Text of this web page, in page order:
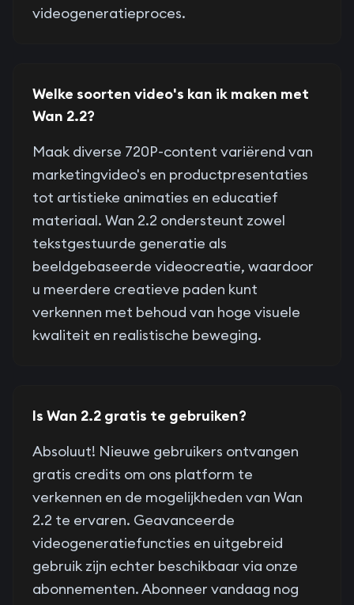
videogeneratieproces.
Welke soorten video's kan ik maken met
Wan 2.2?
Maak diverse 720P-content variërend van
marketingvideo's en productpresentaties
tot artistieke animaties en educatief
materiaal. Wan 2.2 ondersteunt zowel
tekstgestuurde generatie als
beeldgebaseerde videocreatie, waardoor
u meerdere creatieve paden kunt
verkennen met behoud van hoge visuele
kwaliteit en realistische beweging.
Is Wan 2.2 gratis te gebruiken?
Absoluut! Nieuwe gebruikers ontvangen
gratis credits om ons platform te
verkennen en de mogelijkheden van Wan
2.2 te ervaren. Geavanceerde
videogeneratiefuncties en uitgebreid
gebruik zijn echter beschikbaar via onze
abonnementen. Abonneer vandaag nog